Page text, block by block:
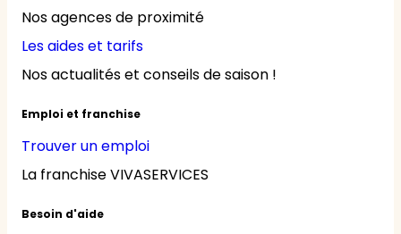
Nos agences de proximité
Les aides et tarifs
Nos actualités et conseils de saison !
Emploi et franchise
Trouver un emploi
La franchise VIVASERVICES
Besoin d'aide